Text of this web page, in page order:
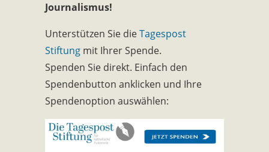
Journalismus!
Unterstützen Sie dieTagespost
Stiftung mit Ihrer Spende.
Spenden Sie direkt. Einfach den
Spendenbutton anklicken und Ihre
Spendenoption auswählen: